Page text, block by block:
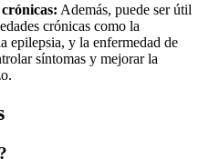
Además, puede ser útil
crónicas como la
epilepsia, y la enfermedad de
síntomas y mejorar la